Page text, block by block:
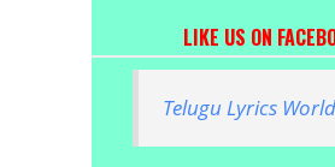
LIKE US ON
Telugu Lyrics World